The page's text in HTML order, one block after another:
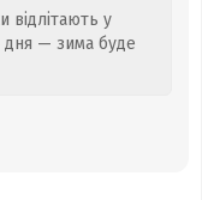
відлітають у
дня — зима буде